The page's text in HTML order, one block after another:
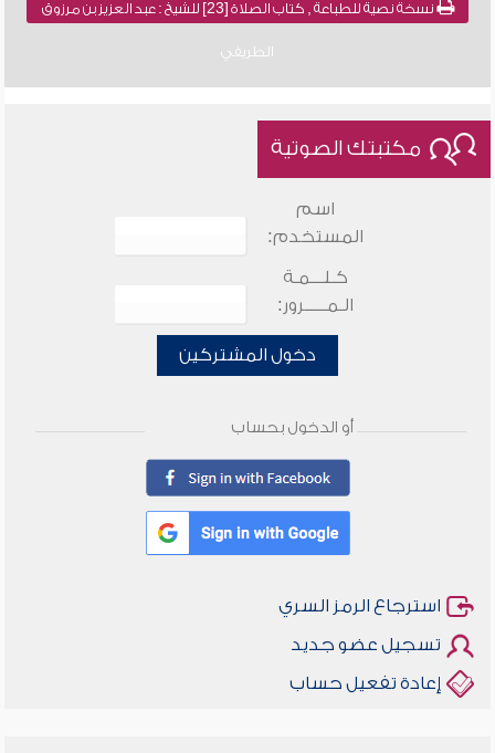
نسخة نصية للطباعة , كتاب الصلاة [23] للشيخ : عبد العزيز بن مرزوق
الطريفي
مكتبتك الصوتية
اسم
المستخدم:
كـلـــمـة
الـمـــــرور:
دخول المشتركين
أو الدخول بحساب
استرجاع الرمز السري
تسجيل عضو جديد
إعادة تفعيل حساب